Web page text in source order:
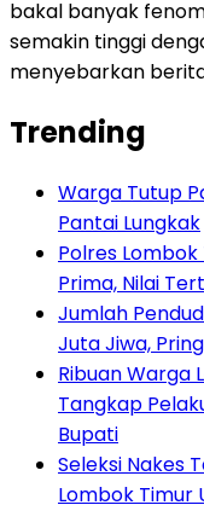
bakal banyak
semakin tinggi
menyebarkan
Trending
Warga Tutup
Pantai Lungkak
Polres
Prima, Nilai
Jumlah
Juta Jiwa,
Ribuan Warga
Tangkap
Bupati
Seleksi Nakes
Lombok Timur